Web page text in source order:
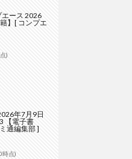
エース 2026
】[ コンプエ
)
年7月9日
【電子書
通編集部 ]
点)